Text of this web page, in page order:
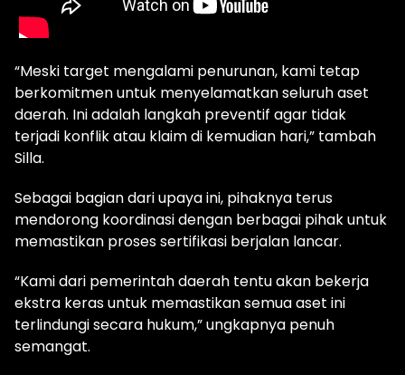
“Meski target mengalami penurunan, kami tetap
berkomitmen untuk menyelamatkan seluruh aset
daerah. Ini adalah langkah preventif agar tidak
terjadi konflik atau klaim di kemudian hari,” tambah
Silla.
Sebagai bagian dari upaya ini, pihaknya terus
mendorong koordinasi dengan berbagai pihak untuk
memastikan proses sertifikasi berjalan lancar.
“Kami dari pemerintah daerah tentu akan bekerja
ekstra keras untuk memastikan semua aset ini
terlindungi secara hukum,” ungkapnya penuh
semangat.